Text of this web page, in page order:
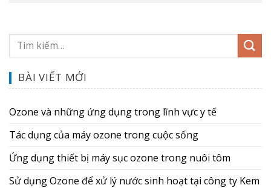
BÀI VIẾT MỚI
Ozone và những ứng dụng trong lĩnh vực y tế
Tác dụng của máy ozone trong cuộc sống
Ứng dụng thiết bị máy sục ozone trong nuôi tôm
Sử dụng Ozone để xử lý nước sinh hoạt tại công ty Kem